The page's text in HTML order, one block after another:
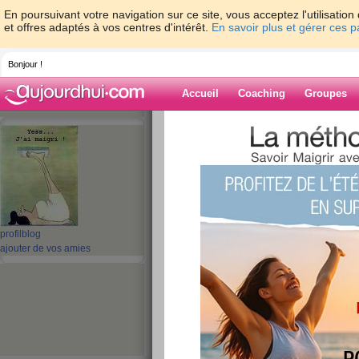
En poursuivant votre navigation sur ce site, vous acceptez
et offres adaptés à vos centres d'intérêt. En savoir plus et gérer ces
Bonjour !
Accueil Coaching Groupes
profil blog
ajouter de vos amies
> > La
Blog de gladdys
La rentrée des
J'avais pris les 2 jours pour
Grande louloute égale à elle-